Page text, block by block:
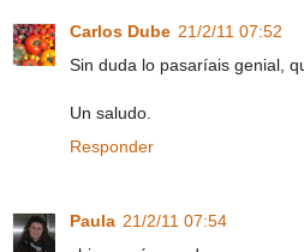
Carlos Dube 21/2/11 07:52
Sin duda lo pasaríais genial,
Un saludo.
Responder
Paula 21/2/11 07:54